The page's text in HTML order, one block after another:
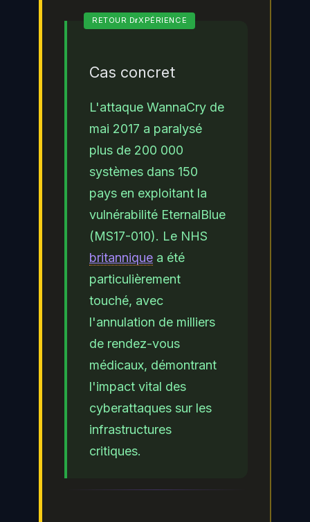
Cas concret
L'attaque WannaCry de
mai 2017 a paralysé
plus de 200 000
systèmes dans 150
pays en exploitant la
vulnérabilité EternalBlue
(MS17-010). Le NHS
britannique a été
particulièrement
touché, avec
l'annulation de milliers
de rendez-vous
médicaux, démontrant
l'impact vital des
cyberattaques sur les
infrastructures
critiques.